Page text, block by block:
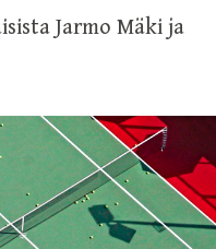
Jarmo Mäki ja